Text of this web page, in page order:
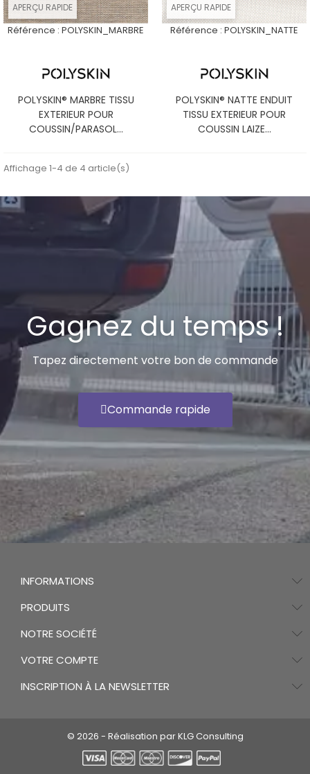
APERÇU RAPIDE
Référence : POLYSKIN_MARBRE
POLYSKIN® MARBRE TISSU
EXTERIEUR POUR
COUSSIN/PARASOL...
APERÇU RAPIDE
Référence : POLYSKIN_NATTE
POLYSKIN® NATTE ENDUIT
TISSU EXTERIEUR POUR
COUSSIN LAIZE...
Affichage 1-4 de 4 article(s)
Gagnez du temps !
Tapez directement votre bon de commande
Commande rapide
INFORMATIONS
PRODUITS
NOTRE SOCIÉTÉ
VOTRE COMPTE
INSCRIPTION À LA NEWSLETTER
© 2026 - Réalisation par KLG Consulting